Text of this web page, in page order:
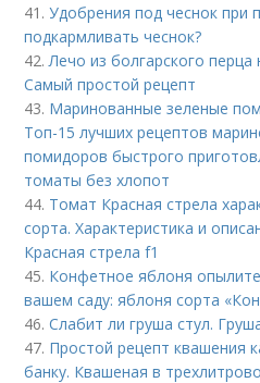
41.Удобрения под чеснок при
подкармливать чеснок?
42. Лечо из болгарского
Самый простой рецепт
43. Маринованные зеленые
Топ-15 лучших рецептов
помидоров быстрого
томаты без хлопот
44. Томат Красная стрела
сорта. Характеристика и
Красная стрела f1
45. Конфетное яблоня
вашем саду: яблоня сорта
46.Слабит ли груша стул.
47. Простой рецепт квашения
банку. Квашеная в